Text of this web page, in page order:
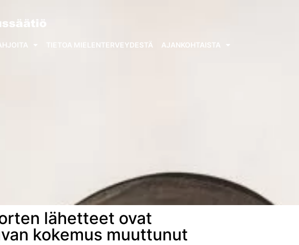
TIETOA MIELENTERVEYDESTÄ AJANKOHTAISTA
lähetteet ovat
kokemus muuttunut